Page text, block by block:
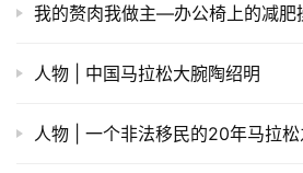
我的赘肉我做主—办公椅上的减肥
人物 | 中国马拉松大腕陶绍明
人物 | 一个非法移民的20年马拉